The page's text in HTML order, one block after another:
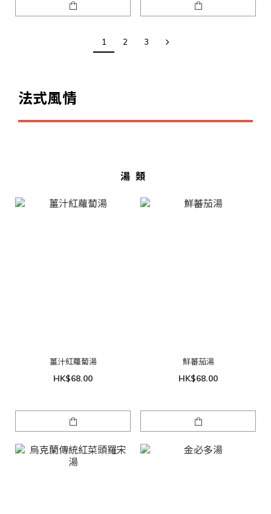
1 2 3
法式風情
湯類
薑汁紅蘿蔔湯
HK$68.00
鮮蕃茄湯
HK$68.00